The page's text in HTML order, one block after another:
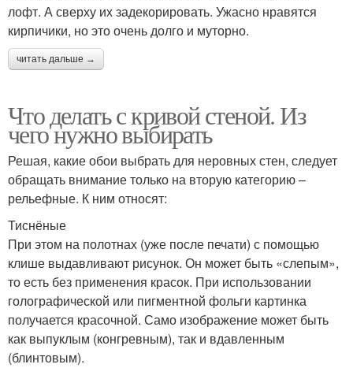
лофт. А сверху их задекорировать. Ужасно нравятся
кирпичики, но это очень долго и муторно.
читать дальше →
Что делать с кривой стеной. Из
чего нужно выбирать
Решая, какие обои выбрать для неровных стен, следует
обращать внимание только на вторую категорию –
рельефные. К ним относят:
Тиснёные
При этом на полотнах (уже после печати) с помощью
клише выдавливают рисунок. Он может быть «слепым»,
то есть без применения красок. При использовании
голографической или пигментной фольги картинка
получается красочной. Само изображение может быть
как выпуклым (конгревным), так и вдавленным
(блинтовым).